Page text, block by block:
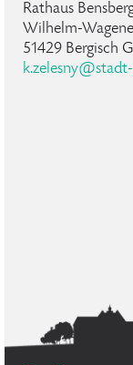
Rathaus
Wilhelm-
51429 Bergisch